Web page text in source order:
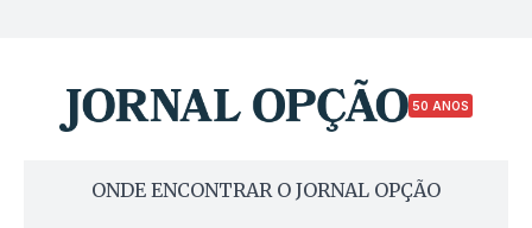
50 ANOS
ONDE ENCONTRAR O JORNAL OPÇÃO